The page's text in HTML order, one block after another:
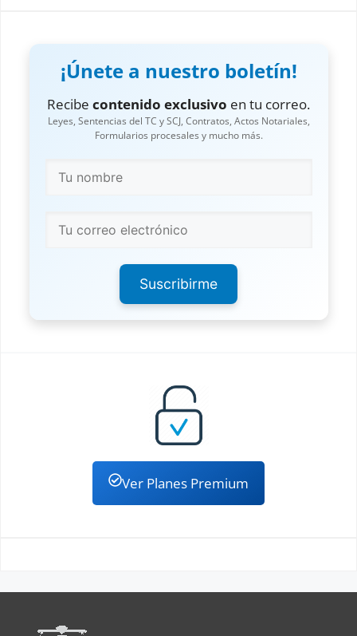
¡Únete a nuestro boletín!
Recibe contenido exclusivo en tu correo.
Leyes, Sentencias del TC y SCJ, Contratos, Actos Notariales,
Formularios procesales y mucho más.
Suscribirme
Ver Planes Premium